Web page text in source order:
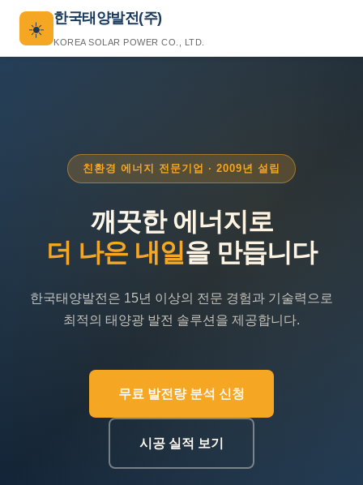
☀️
한국태양발전(주)
KOREA SOLAR POWER CO., LTD.
친환경 에너지 전문기업 · 2009년 설립
깨끗한 에너지로
더 나은 내일 을 만듭니다
한국태양발전은 15년 이상의 전문 경험과 기술력으로
최적의 태양광 발전 솔루션을 제공합니다.
무료 발전량 분석 신청
시공 실적 보기